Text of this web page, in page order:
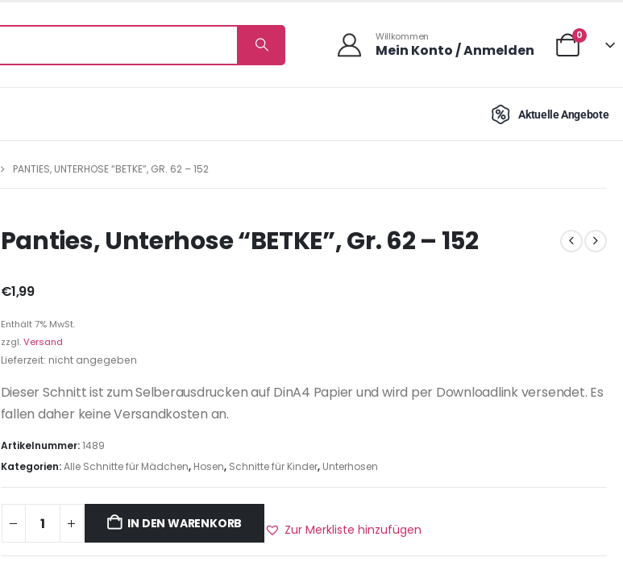
Willkommen
Mein Konto / Anmelden
0
Aktuelle Angebote
PANTIES, UNTERHOSE “BETKE”, GR. 62 – 152
Panties, Unterhose “BETKE”, Gr. 62 – 152
€1,99
Enthält 7% MwSt.
zzgl.Versand
Lieferzeit: nicht angegeben
Dieser Schnitt ist zum Selberausdrucken auf DinA4 Papier und wird per Downloadlink versendet. Es
fallen daher keine Versandkosten an.
Artikelnummer:1489
Kategorien:Alle Schnitte für Mädchen, Hosen, Schnitte für Kinder, Unterhosen
IN DEN WARENKORB Zur Merkliste hinzufügen